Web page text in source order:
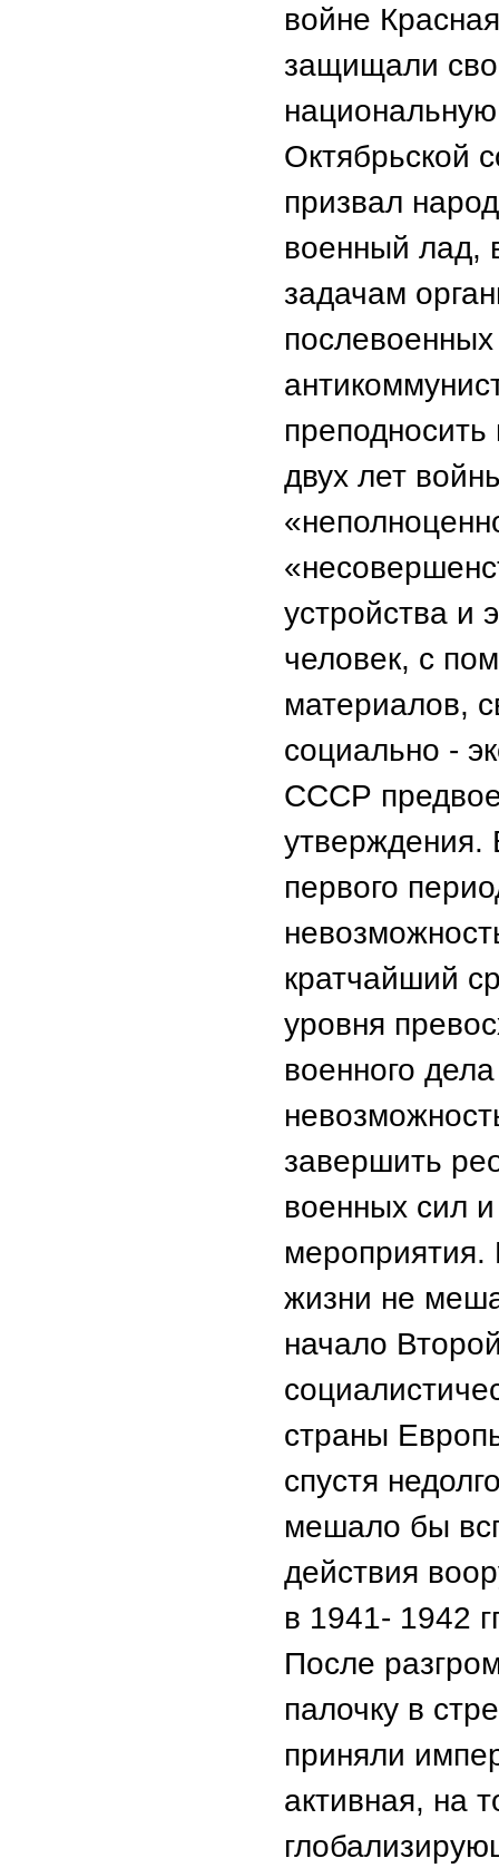
войне
защищали
Октябрьской
призвал
военный лад,
задачам
двух лет
устройства и
человек, с
материалов,
социально -
СССР
утверждения.
первого
кратчайший
уровня
военного
завершить
военных сил
мероприятия.
жизни не
начало
страны
спустя
мешало бы
действия
в 1941- 1942
После
палочку в
приняли
активная, на